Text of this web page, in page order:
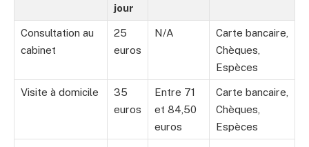
jour
Consultation au
cabinet
25
euros
N/A
Carte bancaire,
Chèques,
Espèces
Visite à domicile
35
euros
Entre 71
et 84,50
euros
Carte bancaire,
Chèques,
Espèces